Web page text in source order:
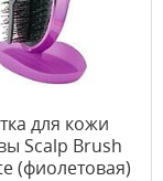
для кожи
Scalp Brush
(фиолетовая)